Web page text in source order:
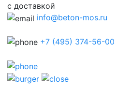
с доставкой
info@beton-mos.ru
+7 (495) 374-56-00